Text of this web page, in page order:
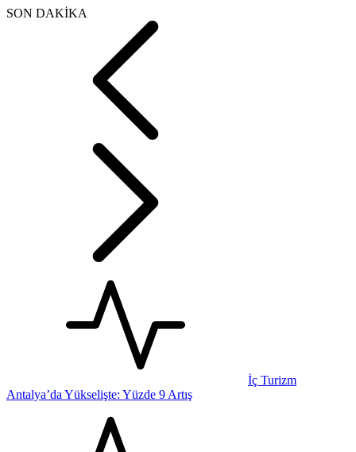
SON DAKİKA
İç Turizm
Antalya’da Yükselişte: Yüzde 9 Artış